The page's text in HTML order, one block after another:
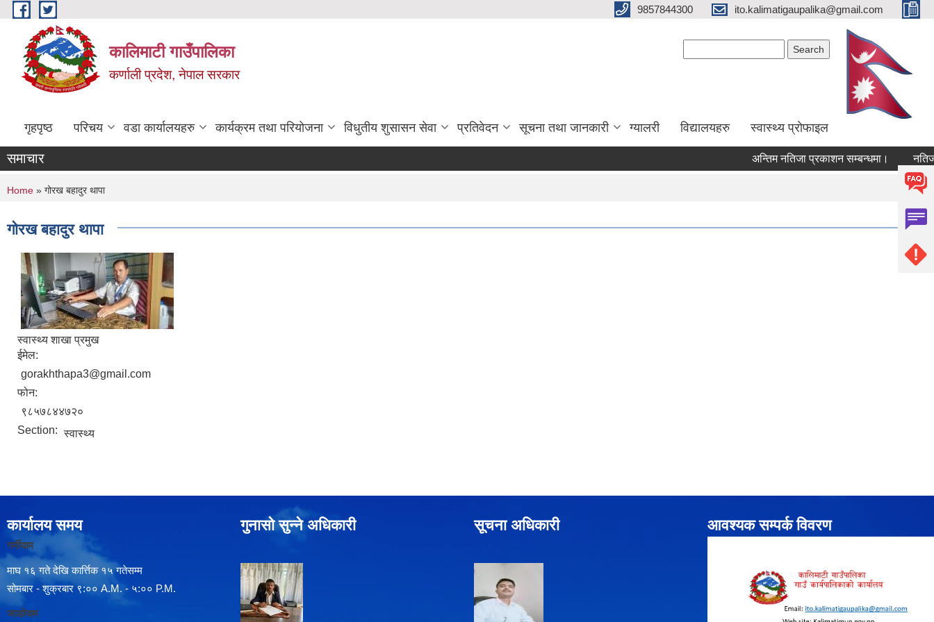
Skip to main content 9857844300 ito.kalimatigaupalika@gmail.com
कालिमाटी गाउँपालिका
कर्णाली प्रदेश, नेपाल सरकार
गृहपृष्ठ परिचय वडा कार्यालयहरु कार्यक्रम तथा परियोजना विधुतीय शुसासन सेवा प्रतिवेदन सूचना तथा जानकारी ग्यालरी विद्यालयहरु स्वास्थ्य प्राेफाइल
समाचार अन्तिम नतिजा प्रकाशन सम्बन्धमा।
You are here
Home » गोरख बहादुर थापा
गोरख बहादुर थापा
स्वास्थ्य शाखा प्रमुख
ईमेल:
gorakhthapa3@gmail.com
फोन:
९८५७८४४७२०
Section: स्वास्थ्य
कार्यालय समय
गर्मीयाम
माघ १६ गते देखि कार्त्तिक १५ गतेसम्म
सोमबार - शुक्रबार ९:०० A.M. - ५:०० P.M.
जाडोयाम
गुनासो सुन्ने अधिकारी सूचना अधिकारी आवश्यक सम्पर्क विवरण